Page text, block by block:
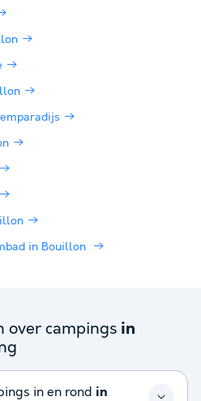
in Bouillon
over campings in
in en rond in